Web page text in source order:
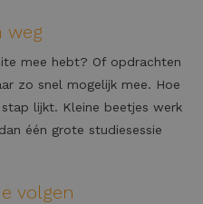
weg
mee hebt? Of opdrachten
zo snel mogelijk mee. Hoe
lijkt. Kleine beetjes werk
één grote studiesessie
volgen